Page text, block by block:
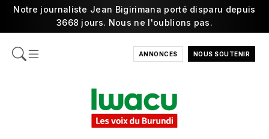
Notre journaliste Jean Bigirimana porté disparu depuis
3668 jours. Nous ne l'oublions pas.
ANNONCES NOUS SOUTENIR